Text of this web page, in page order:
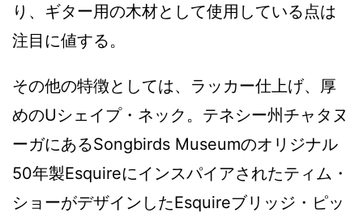
り、ギター用の木材として使用している点は
注目に値する。
その他の特徴としては、ラッカー仕上げ、厚
めのUシェイプ・ネック。テネシー州チャタヌ
ーガにあるSongbirds Museumのオリジナル
50年製Esquireにインスパイアされたティム・
ショーがデザインしたEsquireブリッジ・ピッ